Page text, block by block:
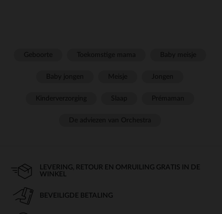
LEVERING, RETOUR EN OMRUILING GRATIS IN DE
WINKEL
BEVEILIGDE BETALING